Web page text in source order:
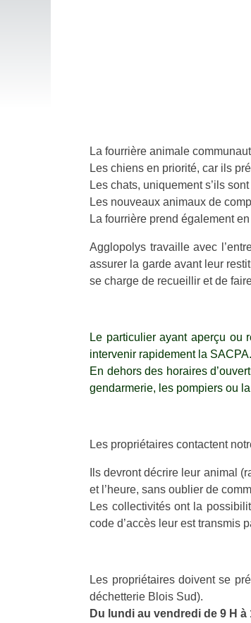
CIMETIERE
CRÉMATORIUM
SERVICES MÉDICAUX ET SOCIAUX
DON DU SANG
ADMR
FACE À LA MALADIE D'ALZHEIMER
LOGEMENTS SOCIAUX
La fourrière animale
Les chiens en priorité, car ils
Les chats, uniquement s’ils
Les nouveaux animaux de
La fourrière prend également
Agglopolys travaille avec
assurer la garde avant leur
se charge de recueillir et de
Le particulier ayant aperçu ou
intervenir rapidement la SACPA.
En dehors des horaires
gendarmerie, les pompiers ou
Les propriétaires contactent
Ils devront décrire leur animal
et l’heure, sans oublier de
Les collectivités ont la
code d’accès leur est transmis
Les propriétaires doivent se
déchetterie Blois Sud).
Du lundi au vendredi de 9 H à